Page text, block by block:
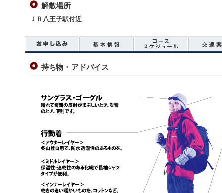
解散場所
ＪＲ八王子駅付近
持ち物・アドバイス